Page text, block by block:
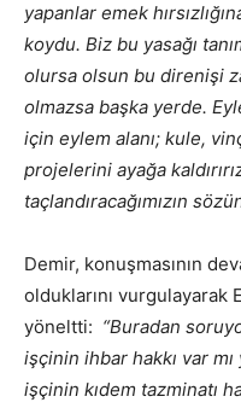
yapanlar emek
koydu. Biz bu yasağı
olursa olsun bu direnişi
olmazsa başka yerde.
için eylem alanı; kule,
projelerini ayağa
taçlandıracağımızın
Demir, konuşmasının
olduklarını vurgulayarak
yöneltti: “Buradan
işçinin ihbar hakkı var
işçinin kıdem tazminatı